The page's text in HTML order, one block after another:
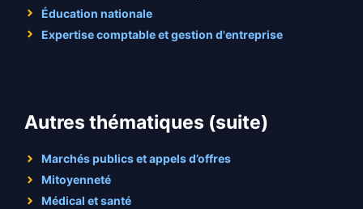
Éducation nationale
Expertise comptable et gestion d'entreprise
Autres thématiques (suite)
Marchés publics et appels d’offres
Mitoyenneté
Médical et santé